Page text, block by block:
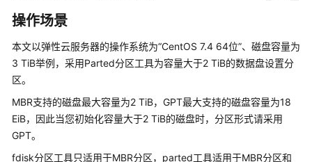
产
品
介
绍
速
入
门
操作场景
本文以弹性云服务器的操作系统为“CentOS 7.4 64位”、磁盘容量为
3 TiB举例，采用Parted分区工具为容量大于2 TiB的数据盘设置分
区。
MBR支持的磁盘最大容量为2 TiB，GPT最大支持的磁盘容量为18
EiB，因此当您初始化容量大于2 TiB的磁盘时，分区形式请采用
GPT。
fdisk分区工具只适用于MBR分区，parted工具适用于MBR分区和